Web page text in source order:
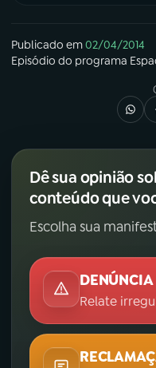
TikTok
Publicado em02/04/2014
Episódio do programa
Dê sua opinião
conteúdo que
Escolha sua
DENÚNCIA
Relate